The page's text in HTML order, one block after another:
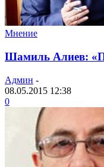
Мнение
Шамиль Алиев:
Админ -
08.05.2015 12:38
0